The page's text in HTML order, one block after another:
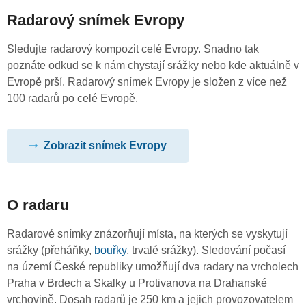
Radarový snímek Evropy
Sledujte radarový kompozit celé Evropy. Snadno tak
poznáte odkud se k nám chystají srážky nebo kde aktuálně v
Evropě prší. Radarový snímek Evropy je složen z více než
100 radarů po celé Evropě.
Zobrazit snímek Evropy
O radaru
Radarové snímky znázorňují místa, na kterých se vyskytují
srážky (přeháňky, bouřky, trvalé srážky). Sledování počasí
na území České republiky umožňují dva radary na vrcholech
Praha v Brdech a Skalky u Protivanova na Drahanské
vrchovině. Dosah radarů je 250 km a jejich provozovatelem